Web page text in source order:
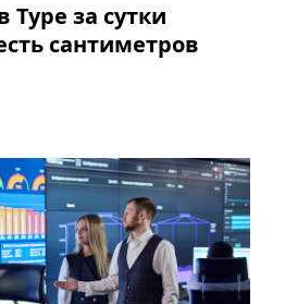
за сутки
сантиметров